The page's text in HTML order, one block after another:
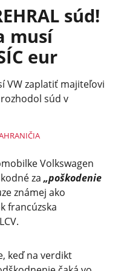
súd!
musí
eur
VW zaplatiť majiteľovi
súd v
Volkswagen
za „poškodenie
známej ako
francúzska
keď na verdikt